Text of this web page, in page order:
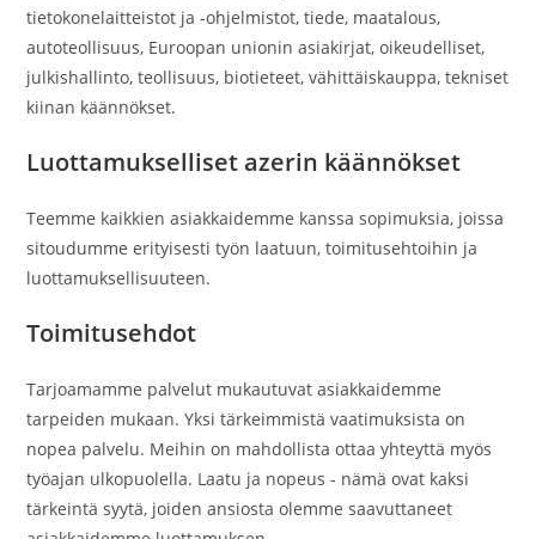
tietokonelaitteistot ja -ohjelmistot, tiede, maatalous,
autoteollisuus, Euroopan unionin asiakirjat, oikeudelliset,
julkishallinto, teollisuus, biotieteet, vähittäiskauppa, tekniset
kiinan käännökset.
Luottamukselliset azerin käännökset
Teemme kaikkien asiakkaidemme kanssa sopimuksia, joissa
sitoudumme erityisesti työn laatuun, toimitusehtoihin ja
luottamuksellisuuteen.
Toimitusehdot
Tarjoamamme palvelut mukautuvat asiakkaidemme
tarpeiden mukaan. Yksi tärkeimmistä vaatimuksista on
nopea palvelu. Meihin on mahdollista ottaa yhteyttä myös
työajan ulkopuolella. Laatu ja nopeus - nämä ovat kaksi
tärkeintä syytä, joiden ansiosta olemme saavuttaneet